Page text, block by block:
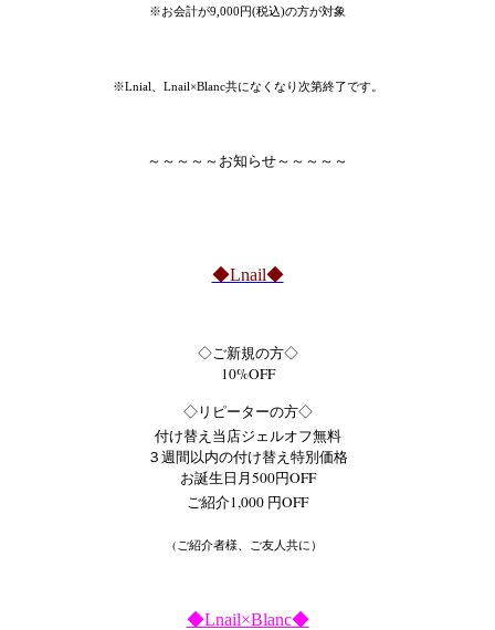
※お会計が9,000円(税込)の方が対象
※Lnial、Lnail×Blanc共になくなり次第終了です。
～～～～～お知らせ～～～～～
◆Lnail◆
◇ご新規の方◇
10%OFF
◇リピーターの方◇
付け替え当店ジェルオフ無料
３週間以内の付け替え特別価格
お誕生日月500円OFF
ご紹介1,000 円OFF
(ご紹介者様、ご友人共に）
◆Lnail×Blanc◆